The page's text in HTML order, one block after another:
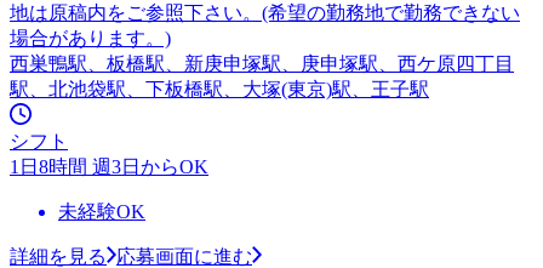
地は原稿内をご参照下さい。(希望の勤務地で勤務できない
場合があります。)
西巣鴨駅、板橋駅、新庚申塚駅、庚申塚駅、西ケ原四丁目
駅、北池袋駅、下板橋駅、大塚(東京)駅、王子駅
シフト
1日8時間 週3日からOK
未経験OK
詳細を見る
応募画面に進む